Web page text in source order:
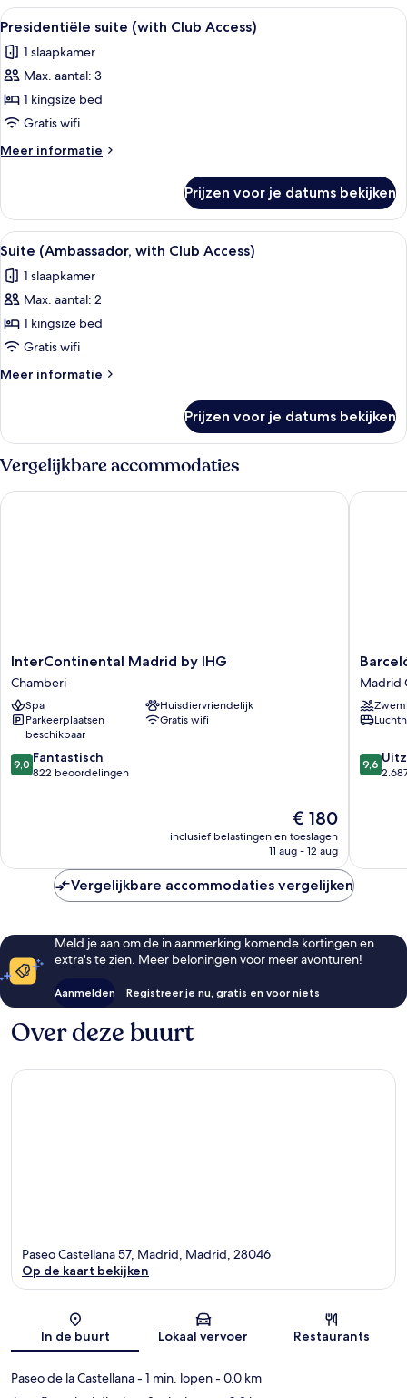
eenpersoonsbedden
Alle
foto's
voor
Presidentiële
suite
(with
Club
Access)
Een hotelkamer met een groot
9
Presidentiële suite (with Club Access)
1 slaapkamer
Max. aantal: 3
1 kingsize bed
Gratis wifi
Meer informatie
Meer
suite
(with
Club
Access)
Prijzen voor je datums bekijken
Alle
foto's
voor
Suite
(Ambassador,
with
Club
Access)
Een hotelkamer met een groot bed,
5
Suite (Ambassador, with Club Access)
1 slaapkamer
Max. aantal: 2
1 kingsize bed
Gratis wifi
Meer informatie
Meer
(Ambassador,
Club
Prijzen voor je datums bekijken
Vergelijkbare accommodaties
InterContinental
Madrid
by
IHG
Chamberi
InterContinental Madrid by IHG
Chamberi
Spa
Huisdiervriendelijk
Parkeerplaatsen
beschikbaar
Gratis wifi
9.0
van
9,0 Fantastisch
822 beoordelingen
De
prijs
is
€ 180
inclusief belastingen en toeslagen
11 aug - 12 aug
InterContinental Madrid by IHG
Barceló
Torre
de
Madrid
Madrid
Madrid
9.6
van
9,6
Barceló
Vergelijkbare accommodaties vergelijken
Meld je aan om de in aanmerking komende kortingen en
extra's te zien. Meer beloningen voor meer avonturen!
Aanmelden Registreer je nu, gratis en voor niets
Over deze buurt
Kaart
Paseo Castellana 57, Madrid, Madrid, 28046
Op de kaart bekijken
In de buurt Lokaal vervoer Restaurants
Paseo de la Castellana- 1 min. lopen- 0.0 km